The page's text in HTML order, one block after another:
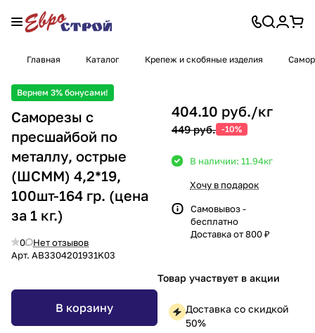
Главная Каталог Крепеж и скобяные изделия
Вернем 3% бонусами!
Саморезы с
пресшайбой по
металлу, острые
(ШСММ) 4,2*19,
100шт-164 гр. (цена
за 1 кг.)
0
Нет отзывов
Арт. AB3304201931K03
В корзину
404.10 руб./кг
449 руб. -10%
В наличии: 11.94кг
Хочу в подарок
Самовывоз -
бесплатно
Доставка от 800 ₽
Товар участвует в акции
Доставка со скидкой
50%